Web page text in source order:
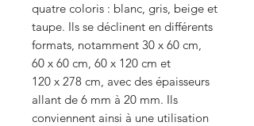
quatre coloris : blanc, gris, beige et
taupe. Ils se déclinent en différents
formats, notamment 30 x 60 cm,
60 x 60 cm, 60 x 120 cm et
120 x 278 cm, avec des épaisseurs
allant de 6 mm à 20 mm. Ils
conviennent ainsi à une utilisation